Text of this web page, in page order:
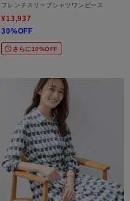
フレンチスリーブシャツワンピース
¥13,937
30%OFF
さらに10%OFF